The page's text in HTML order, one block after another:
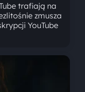
trafiają na
zmusza
YouTube